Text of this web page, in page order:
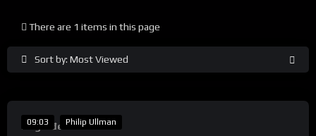
Sort by: Most Viewed
There are 1 items in this page
09:03 Philip Ullman
0
Nagrađeni